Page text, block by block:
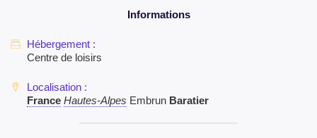
Centre de loisirs
France Hautes-Alpes Embrun Baratier